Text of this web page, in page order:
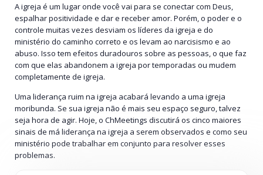
A igreja é um lugar onde você vai para se conectar com Deus,
espalhar positividade e dar e receber amor. Porém, o poder e o
controle muitas vezes desviam os líderes da igreja e do
ministério do caminho correto e os levam ao narcisismo e ao
abuso. Isso tem efeitos duradouros sobre as pessoas, o que faz
com que elas abandonem a igreja por temporadas ou mudem
completamente de igreja.
Uma liderança ruim na igreja acabará levando a uma igreja
moribunda. Se sua igreja não é mais seu espaço seguro, talvez
seja hora de agir. Hoje, o ChMeetings discutirá os cinco maiores
sinais de má liderança na igreja a serem observados e como seu
ministério pode trabalhar em conjunto para resolver esses
problemas.